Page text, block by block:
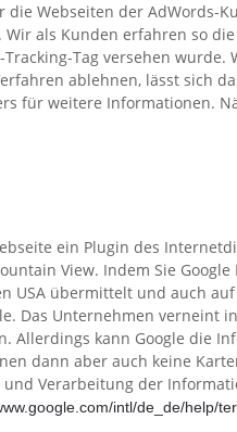
die Webseiten der AdWords-
als Kunden erfahren so
Tag versehen
ablehnen, lässt sich
für weitere Informationen.
ein Plugin des
View. Indem Sie
USA übermittelt und auch
Das Unternehmen verneint
Allerdings kann Google die
dann aber auch keine
Verarbeitung der
intl/de_de/help/